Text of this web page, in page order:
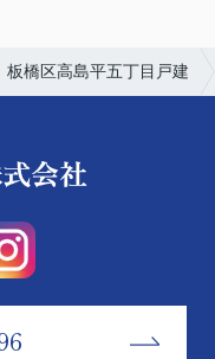
板橋区高島平五丁目戸建